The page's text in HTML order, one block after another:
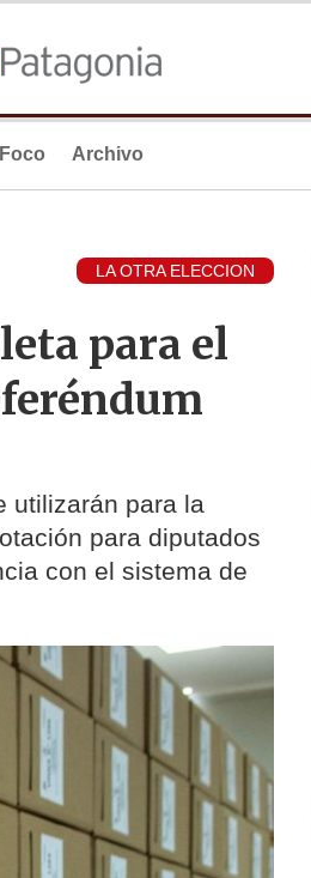
Archivo
LA OTRA ELECCION
para el
utilizarán para la
para diputados
con el sistema de